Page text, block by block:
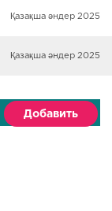
Қазақша әндер 2025
Қазақша әндер 2025
Добавить